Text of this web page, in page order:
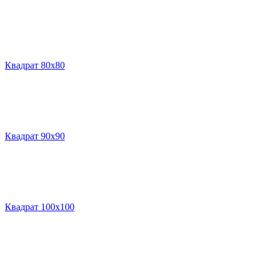
Квадрат 80х80
Квадрат 90х90
Квадрат 100х100